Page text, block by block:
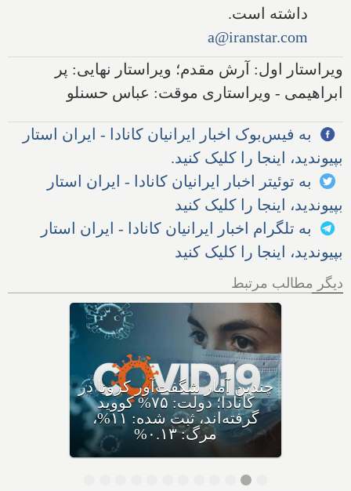
داشته است.
a@iranstar.com
ویراستار اول: آرش مقدم؛ ویراستار نهایی: پر
ابراهیمی - ویراستاری موقت: عباس حسنلو
به فیس‌بوک اخبار ایرانیان کانادا - ایران استار
بپیوندید، اینجا را کلیک کنید.
به توئیتر اخبار ایرانیان کانادا - ایران استار
بپیوندید، اینجا را کلیک کنید
به تلگرام اخبار ایرانیان کانادا - ایران استار
بپیوندید، اینجا را کلیک کنید
دیگر مطالب مرتبط
کرونای جدید ایی‌جی ۵ با نام
مختصر اریس ظهور کرده،
متخصصان: سریعا واکسن بزنید